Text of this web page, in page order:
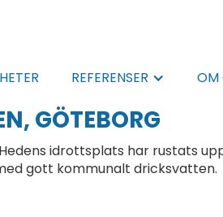
REFERENSER OM
GÖTEBORG
idrottsplats har rustats
gott kommunalt dricksvatten.